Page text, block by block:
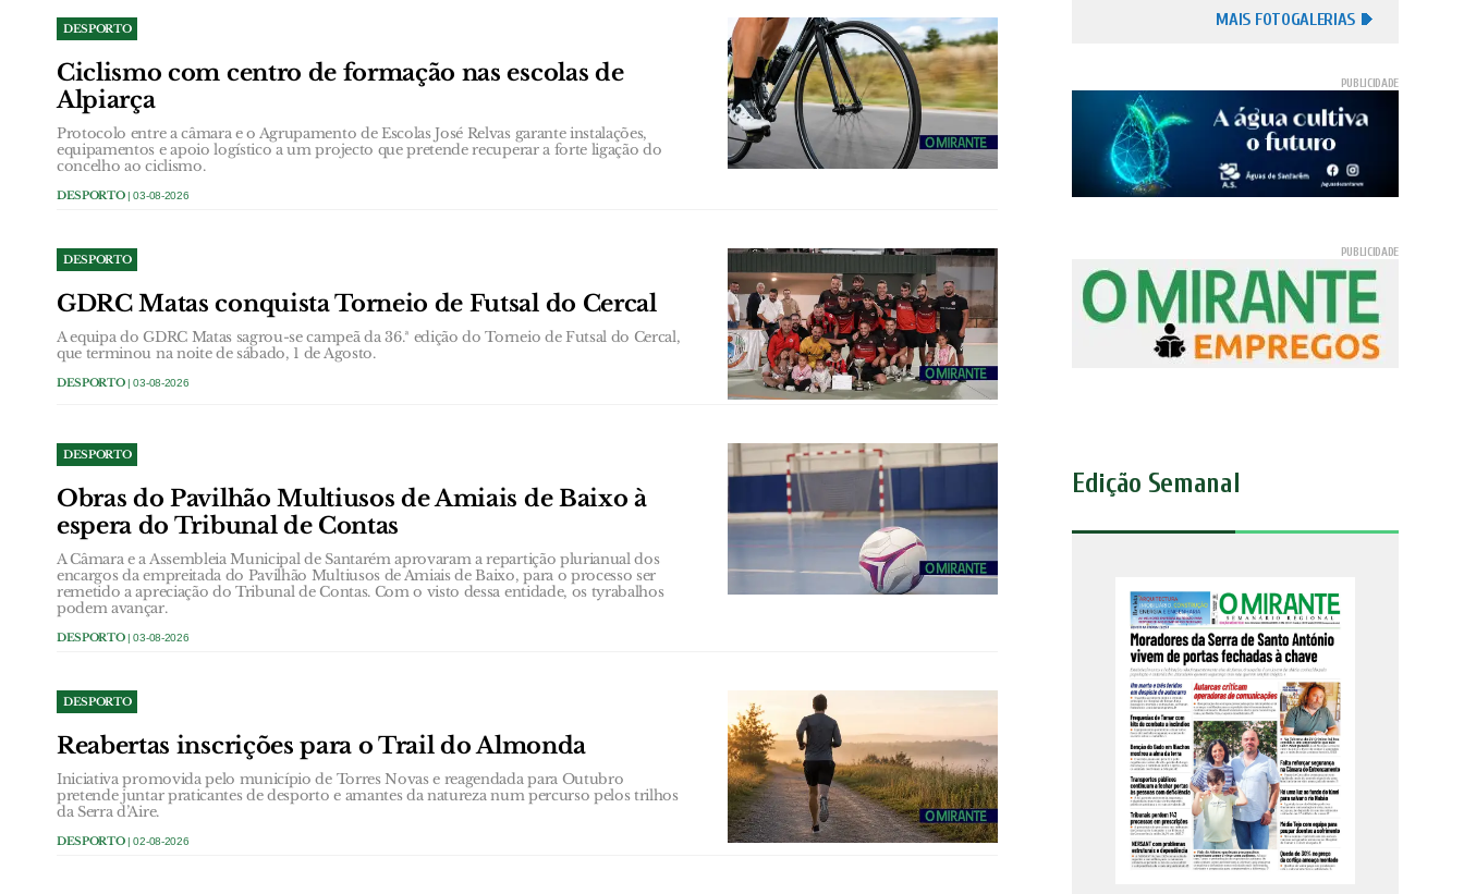
DESPORTO
Ciclismo com centro de formação nas escolas de
Alpiarça
Protocolo entre a câmara e o Agrupamento de Escolas José Relvas garante instalações,
equipamentos e apoio logístico a um projecto que pretende recuperar a forte ligação do
concelho ao ciclismo.
DESPORTO| 03-08-2026
DESPORTO
GDRC Matas conquista Torneio de Futsal do Cercal
A equipa do GDRC Matas sagrou-se campeã da 36.ª edição do Torneio de Futsal do Cercal,
que terminou na noite de sábado, 1 de Agosto.
DESPORTO| 03-08-2026
DESPORTO
Obras do Pavilhão Multiusos de Amiais de Baixo à
espera do Tribunal de Contas
A Câmara e a Assembleia Municipal de Santarém aprovaram a repartição plurianual dos
encargos da empreitada do Pavilhão Multiusos de Amiais de Baixo, para o processo ser
remetido a apreciação do Tribunal de Contas. Com o visto dessa entidade, os tyrabalhos
podem avançar.
DESPORTO| 03-08-2026
DESPORTO
Reabertas inscrições para o Trail do Almonda
Iniciativa promovida pelo município de Torres Novas e reagendada para Outubro
pretende juntar praticantes de desporto e amantes da natureza num percurso pelos trilhos
da Serra d’Aire.
DESPORTO| 02-08-2026
MAIS FOTOGALERIAS
Edição Semanal